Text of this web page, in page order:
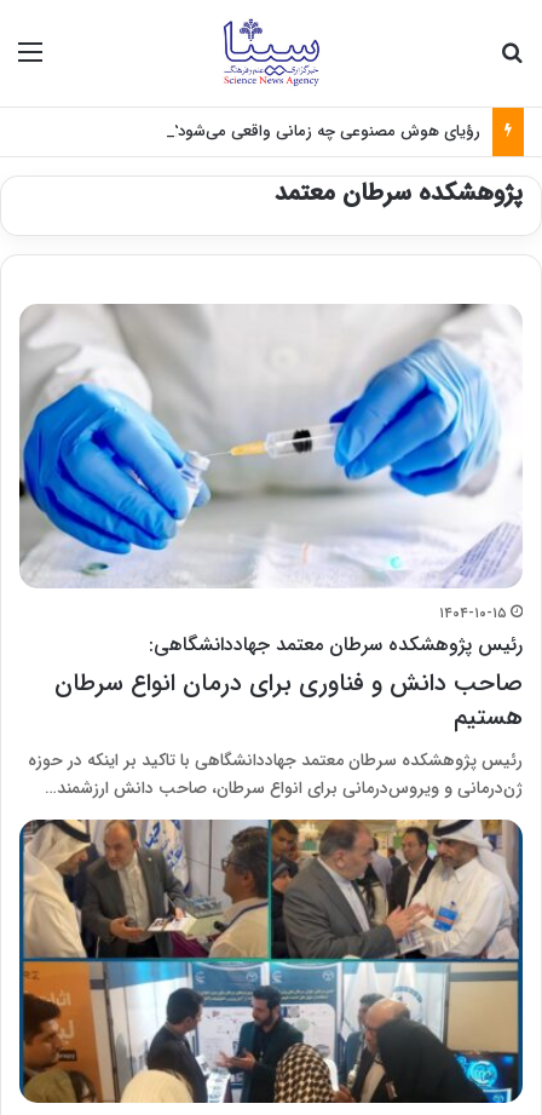
رؤیای هوش مصنوعی چه زمانی واقعی می‌شود؟
پژوهشکده سرطان معتمد
۱۴۰۴-۱۰-۱۵
رئیس پژوهشکده سرطان معتمد جهاددانشگاهی:
صاحب دانش و فناوری برای درمان انواع سرطان‌
هستیم
رئیس پژوهشکده سرطان معتمد جهاددانشگاهی با تاکید بر اینکه در حوزه
ژن‌درمانی و ویروس‌درمانی برای انواع سرطان‌، صاحب دانش ارزشمند…